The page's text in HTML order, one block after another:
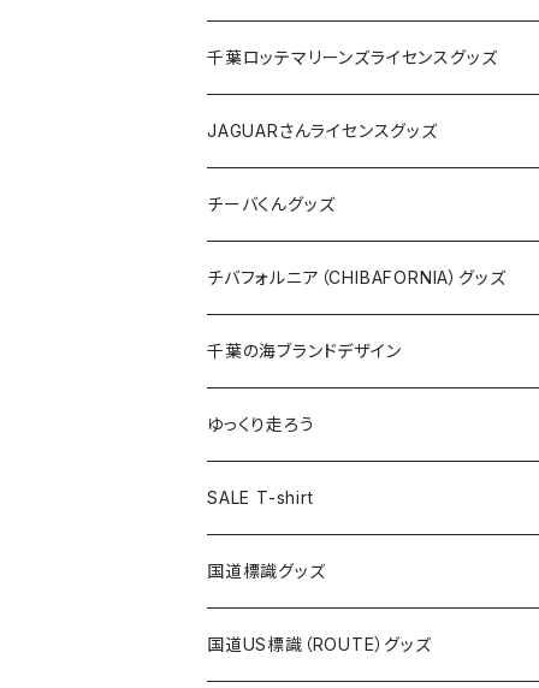
缶バッジ
ホテルキーホルダー
アクリルキーホルダー
ホテルキーホルダー
クリアファイル
Tシャツ
キャップ
トートバッグ
ランチバッグ
エコバッグ
キャップ
バッグ
ステッカー
缶バッジ
キーホルダー
クリアファイル
Tシャツ
キャップ
バッグ
ステッカー
缶バッジ
キーホルダー
クリアファイル
千葉ロッテマリーンズライセンスグッズ
ステッカー
ステッカー
ステッカー大
缶バッジ
缶バッジ32mm
缶バッジ54mm
エコバッグ
JAGUARさんコラボグッズ
Tシャツ
ステッカー
サコッシュ
ホテルキーホルダー
モーテルキーホルダー
トートバッグ
JAGUARさんライセンスグッズ
Tシャツ
ステッカー
缶バッジ
クリアファイル
マスク
エコバッグ
千葉ロッテマリーンズコラボ
チーバくんグッズ
Tシャツ
キャップ
エコバッグ
ステッカー
モーテルキーホルダー
ホテルキーホルダー
チバフォルニア（CHIBAFORNIA）グッズ
Tシャツ
キャップ
ステッカー
ホテルキーホルダー
千葉の海ブランドデザイン
Tシャツ
キャップ
ステッカー
ゆっくり走ろう
Tシャツ
ステッカー
ホテルキーホルダー
SALE T-shirt
国道標識グッズ
ステッカー
国道US標識（ROUTE）グッズ